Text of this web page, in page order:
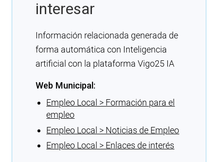
interesar
Información relacionada generada de
forma automática con Inteligencia
artificial con la plataforma Vigo25 IA
Web Municipal:
Empleo Local > Formación para el
empleo
Empleo Local > Noticias de Empleo
Empleo Local > Enlaces de interés